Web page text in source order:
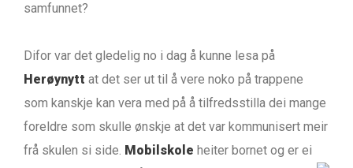
samfunnet?
Difor var det gledelig no i dag å kunne lesa på
Herøynytt at det ser ut til å vere noko på trappene
som kanskje kan vera med på å tilfredsstilla dei mange
foreldre som skulle ønskje at det var kommunisert meir
frå skulen si side. Mobilskole heiter bornet og er ei